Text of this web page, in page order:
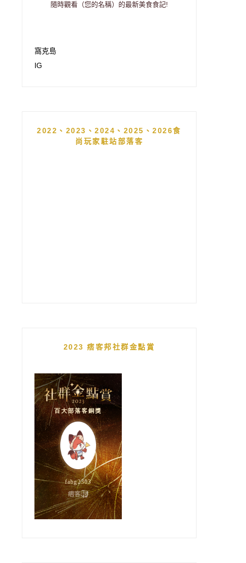
隨時觀看（您的名稱）的最新美食食記!
窩克島
IG
2022、2023、2024、2025、2026食
尚玩家駐站部落客
2023 痞客邦社群金點賞